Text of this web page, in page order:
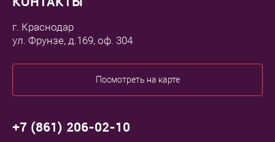
г. Краснодар
ул. Фрунзе, д.169, оф. 304
Посмотреть на карте
+7 (861) 206-02-10